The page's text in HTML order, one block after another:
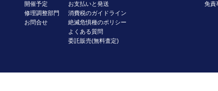
開催予定
修理調整部門
お問合せ
お支払いと発送
消費税のガイドライン
絶滅危惧種のポリシー
よくある質問
委託販売(無料査定)
免責